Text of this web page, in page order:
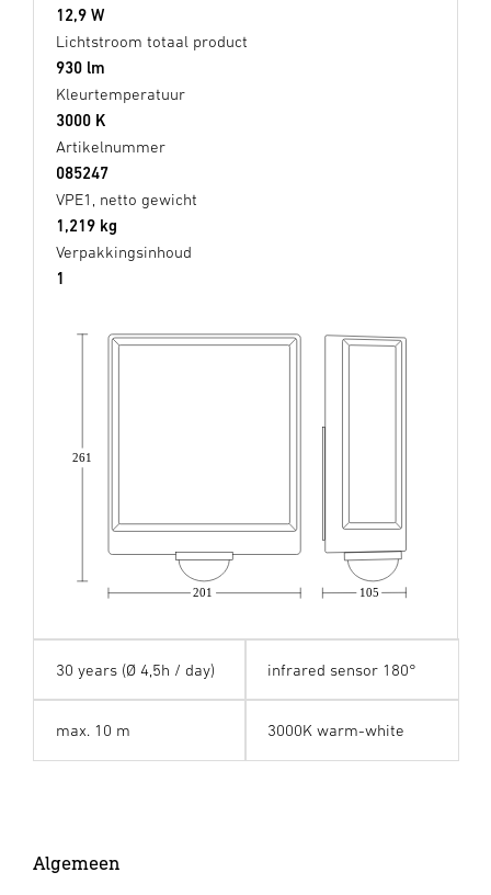
12,9 W
Lichtstroom totaal product
930 lm
Kleurtemperatuur
3000 K
Artikelnummer
085247
VPE1, netto gewicht
1,219 kg
Verpakkingsinhoud
1
105
201
261
30 years (Ø 4,5h / day) infrared sensor 180°
max. 10 m 3000K warm-white
Algemeen